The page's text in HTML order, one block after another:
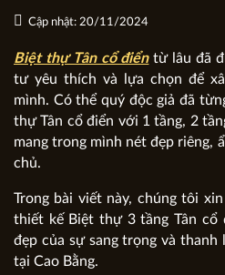
Cập nhật: 20/11/2024
Biệt thự Tân cổ điểntừ lâu đã
tư yêu thích và lựa chọn để
mình. Có thể quý độc giả đã
thự Tân cổ điển với 1 tầng, 2
mang trong mình nét đẹp riêng,
chủ.
Trong bài viết này, chúng tôi
thiết kế Biệt thự 3 tầng Tân cổ
đẹp của sự sang trọng và thanh
tại Cao Bằng.